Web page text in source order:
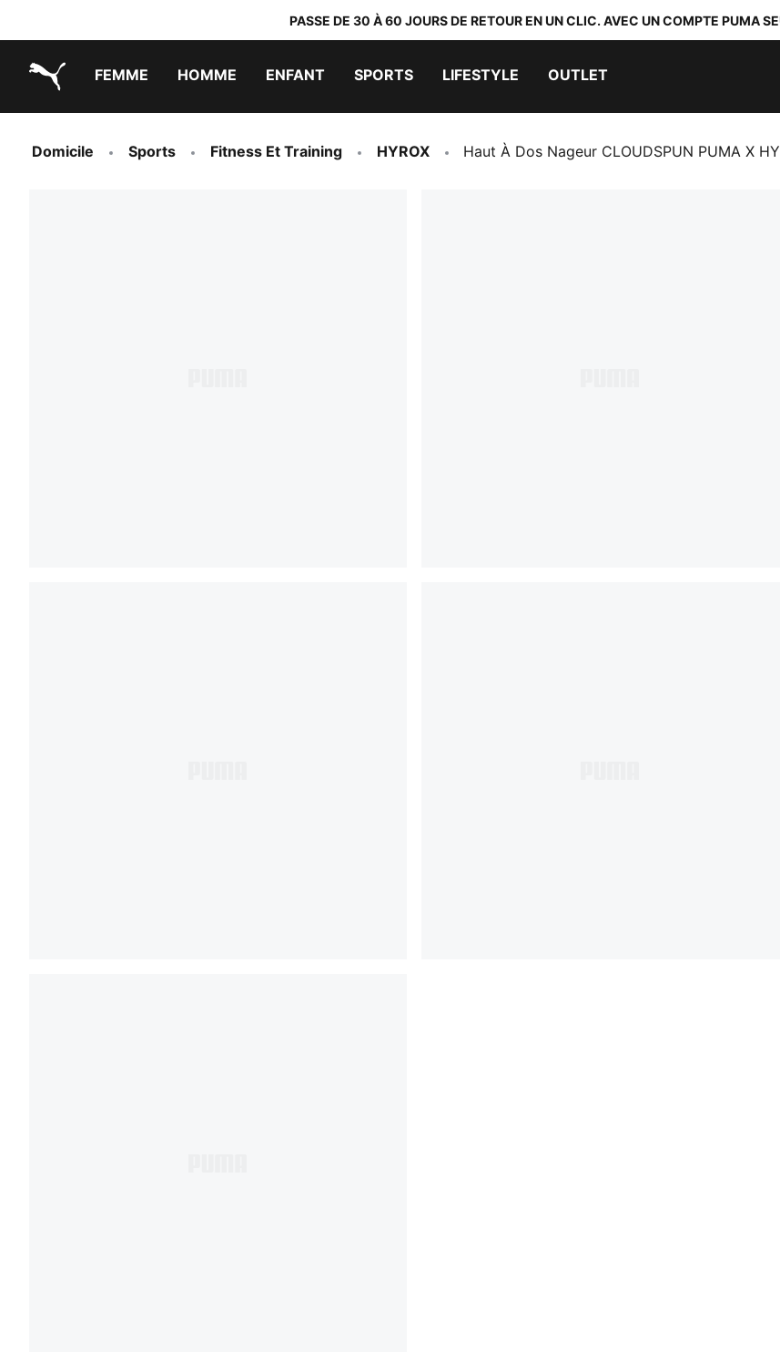
PASSE DE 30 À 60 JOURS DE RETOUR EN UN CLIC. AVEC UN COMPTE PUMA
FEMME HOMME ENFANT SPORTS LIFESTYLE OUTLET
Domicile Sports Fitness Et Training HYROX Haut À Dos Nageur CLOUDSPUN PUMA X